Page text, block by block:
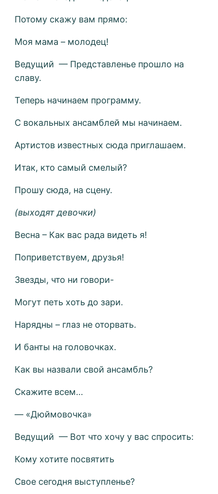
Потому скажу вам прямо:
Моя мама – молодец!
Ведущий — Представленье прошло на
славу.
Теперь начинаем программу.
С вокальных ансамблей мы начинаем.
Артистов известных сюда приглашаем.
Итак, кто самый смелый?
Прошу сюда, на сцену.
(выходят девочки)
Весна – Как вас рада видеть я!
Поприветствуем, друзья!
Звезды, что ни говори-
Могут петь хоть до зари.
Нарядны – глаз не оторвать.
И банты на головочках.
Как вы назвали свой ансамбль?
Скажите всем…
— «Дюймовочка»
Ведущий — Вот что хочу у вас спросить:
Кому хотите посвятить
Свое сегодня выступленье?